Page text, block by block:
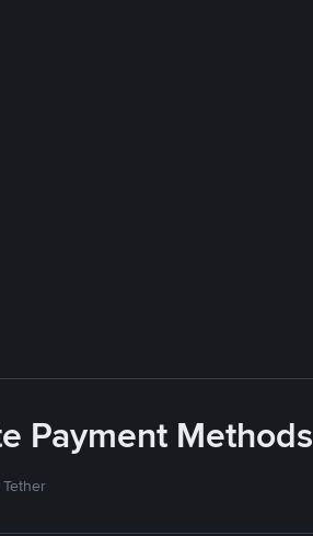
Payment Methods